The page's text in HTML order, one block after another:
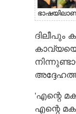
ഭാഷയിലാണ്
ദിലീപും
കാവ്യയെ
'എന്റെ
എന്റെ